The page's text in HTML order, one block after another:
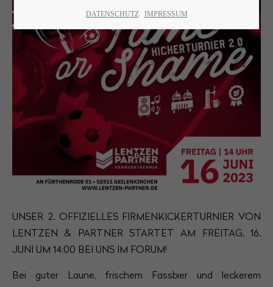
24h/ 365days
We offer support for our customers
Mon - Fri 8:00am - 5:00pm
(GMT +1)
Get in touch
Cybersteel Inc.
376-293 City Road, Suite 600
San Francisco, CA 94102
Have any questions?
+44 1234 567 890
UNSER 2. OFFIZIELLES FIRMENKICKERTURNIER VON
LENTZEN & PARTNER STARTET AM FREITAG, 16.
JUNI UM 14:00 BEI UNS IM FORUM!
Bei guter Laune, frischem Fassbier und leckerem
DATENSCHUTZ IMPRESSUM